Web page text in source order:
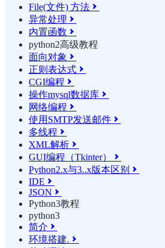
File(文件) 方法 
异常处理 
内置函数 
python2高级教程
面向对象 
正则表达式 
CGI编程 
操作mysql数据库 
网络编程 
使用SMTP发送邮件 
多线程 
XML解析 
GUI编程（Tkinter） 
Python2.x与3..x版本区别 
IDE 
JSON 
Python3教程
python3
简介 
环境搭建. 